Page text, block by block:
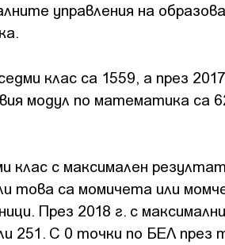
управления на
клас са 1559, а през
модул по математика са
клас с максимален
това са момичета или
През 2018 г. с
251. С 0 точки по БЕЛ през